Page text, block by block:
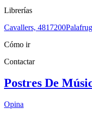
Librerías
Cavallers, 4817200
Cómo ir
Contactar
Postres De
Opina